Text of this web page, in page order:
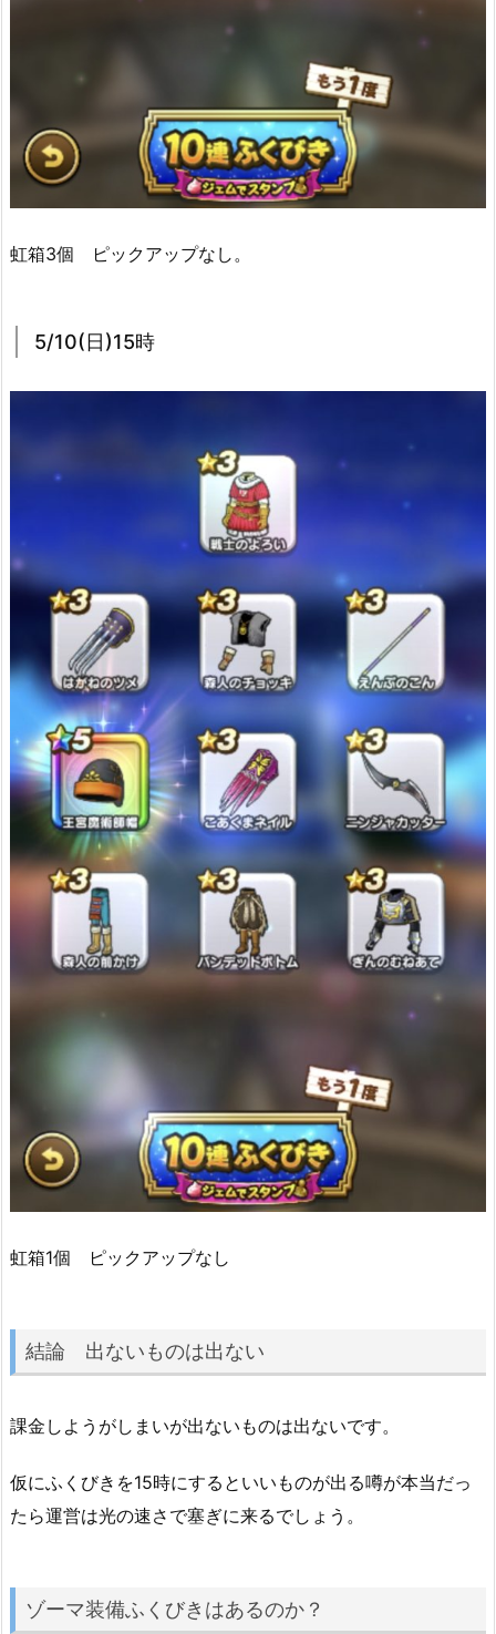
虹箱3個 ピックアップなし。
5/10(日)15時
虹箱1個 ピックアップなし
結論 出ないものは出ない
課金しようがしまいが出ないものは出ないです。
仮にふくびきを15時にするといいものが出る噂が本当だっ
たら運営は光の速さで塞ぎに来るでしょう。
ゾーマ装備ふくびきはあるのか？